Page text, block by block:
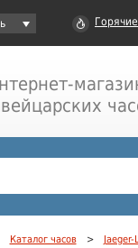
Каталог часов >